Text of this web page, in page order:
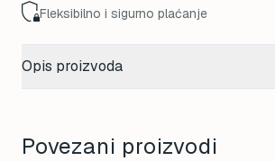
Fleksibilno i sigurno plaćanje
Opis proizvoda
Povezani proizvodi